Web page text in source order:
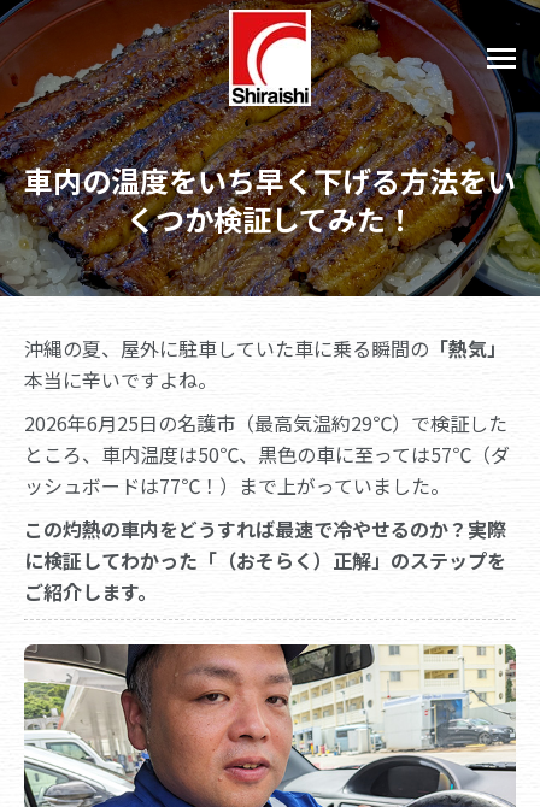
車内の温度をいち早く下げる方法をい
くつか検証してみた！
沖縄の夏、屋外に駐車していた車に乗る瞬間の 「熱気」
本当に辛いですよね。
2026年6月25日の名護市（最高気温約29℃）で検証した
ところ、車内温度は50℃、黒色の車に至っては57℃（ダ
ッシュボードは77℃！）まで上がっていました。
この灼熱の車内をどうすれば最速で冷やせるのか？実際
に検証してわかった「（おそらく）正解」のステップを
ご紹介します。